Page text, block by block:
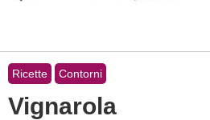
Ricette Contorni
Vignarola